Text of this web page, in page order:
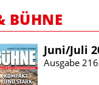
BÜHNE
Juni/​Juli
Ausgabe 216